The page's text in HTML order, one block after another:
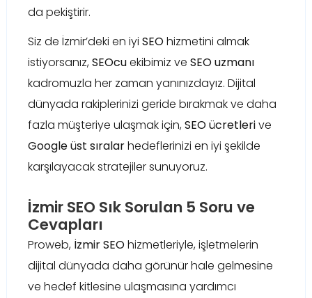
da pekiştirir.
Siz de İzmir’deki en iyi SEOhizmetini almak
istiyorsanız,SEOcuekibimiz ve SEO uzmanı
kadromuzla her zaman yanınızdayız. Dijital
dünyada rakiplerinizi geride bırakmak ve daha
fazla müşteriye ulaşmak için,SEO ücretlerive
Google üst sıralarhedeflerinizi en iyi şekilde
karşılayacak stratejiler sunuyoruz.
İzmir SEO Sık Sorulan 5 Soru ve
Cevapları
Proweb, İzmir SEOhizmetleriyle, işletmelerin
dijital dünyada daha görünür hale gelmesine
ve hedef kitlesine ulaşmasına yardımcı